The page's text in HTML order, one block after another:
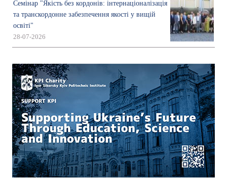
Семінар "Якість без кордонів: інтернаціоналізація
та транскордонне забезпечення якості у вищій
освіті"
28-07-2026